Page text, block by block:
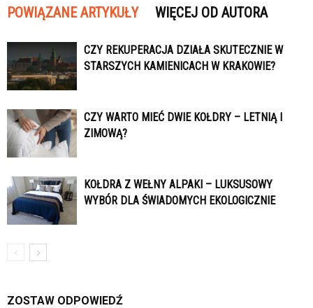
POWIĄZANE ARTYKUŁY WIĘCEJ OD AUTORA
CZY REKUPERACJA DZIAŁA SKUTECZNIE W
STARSZYCH KAMIENICACH W KRAKOWIE?
CZY WARTO MIEĆ DWIE KOŁDRY – LETNIĄ I
ZIMOWĄ?
KOŁDRA Z WEŁNY ALPAKI – LUKSUSOWY
WYBÓR DLA ŚWIADOMYCH EKOLOGICZNIE
ZOSTAW ODPOWIEDŹ